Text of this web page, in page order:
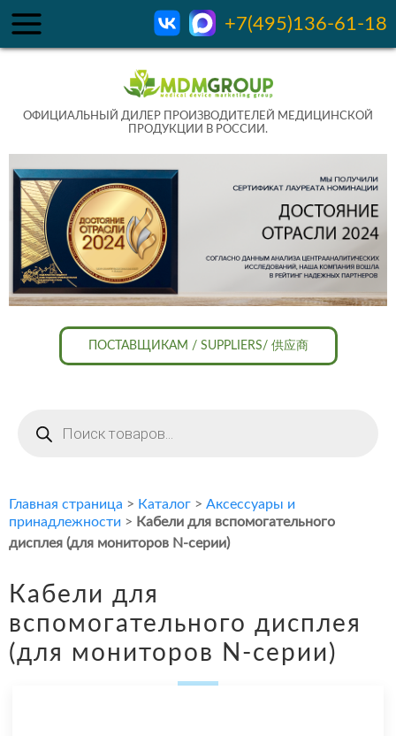
+7(495)136-61-18
ОФИЦИАЛЬНЫЙ ДИЛЕР ПРОИЗВОДИТЕЛЕЙ МЕДИЦИНСКОЙ
ПРОДУКЦИИ В РОССИИ.
ПОСТАВЩИКАМ / SUPPLIERS/ 供应商
товаров
Главная страница > Каталог > Аксессуары и
принадлежности > Кабели для вспомогательного
дисплея (для мониторов N-серии)
Кабели для
вспомогательного дисплея
(для мониторов N-серии)